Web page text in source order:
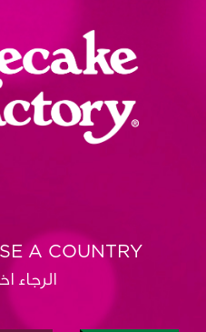
A COUNTRY
الرجاء